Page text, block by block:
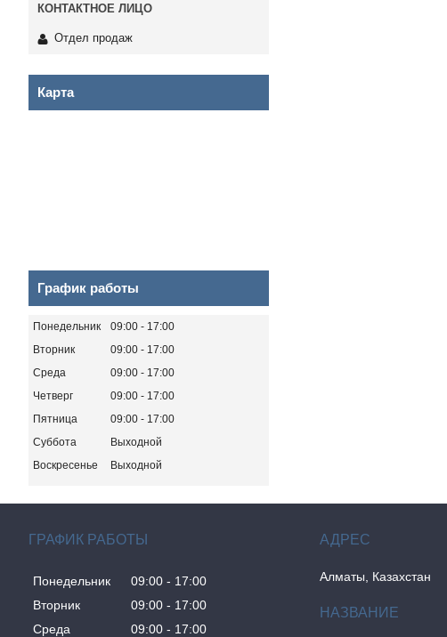
Отдел продаж
Карта
График работы
Понедельник 09:00
17:00
Вторник
09:00
17:00
Среда
09:00
17:00
Четверг
09:00
17:00
Пятница
09:00
17:00
Суббота
Выходной
Воскресенье
Выходной
ГРАФИК РАБОТЫ
Понедельник 09:00
17:00
Вторник
09:00
17:00
Среда
09:00 17:00
Алматы, Казахстан